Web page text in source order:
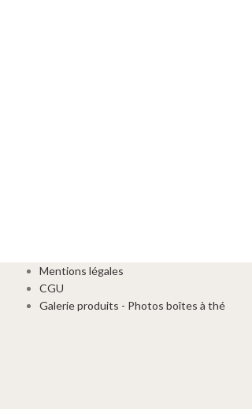
Mentions légales
CGU
Galerie produits - Photos boîtes à thé